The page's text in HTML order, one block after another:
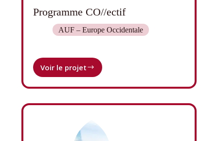
Programme CO//ectif
AUF – Europe Occidentale
Voir le projetProgramme